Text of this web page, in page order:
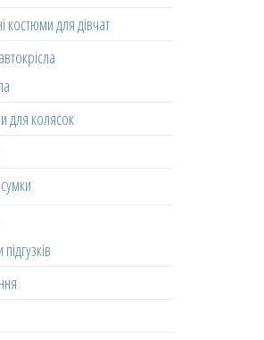
костюми для дівчат
для колясок